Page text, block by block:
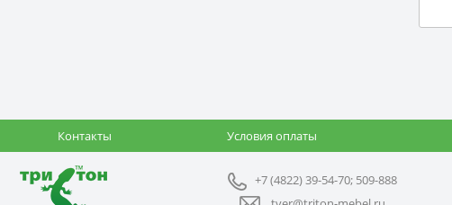
Контакты Условия оплаты
+7 (4822) 39-54-70; 509-888